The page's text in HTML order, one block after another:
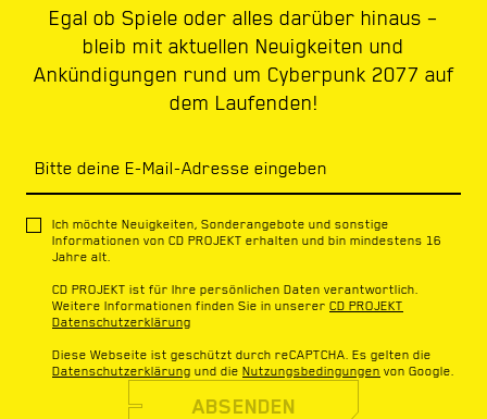
Egal ob Spiele oder alles darüber hinaus –
bleib mit aktuellen Neuigkeiten und
Ankündigungen rund um Cyberpunk 2077 auf
dem Laufenden!
Bitte deine E-Mail-Adresse eingeben
Ich möchte Neuigkeiten, Sonderangebote und sonstige
Informationen von CD PROJEKT erhalten und bin mindestens 16
Jahre alt.
CD PROJEKT ist für Ihre persönlichen Daten verantwortlich.
Weitere Informationen finden Sie in unserer CD PROJEKT
Datenschutzerklärung
Diese Webseite ist geschützt durch reCAPTCHA. Es gelten die
Datenschutzerklärung und die Nutzungsbedingungen von Google.
ABSENDEN